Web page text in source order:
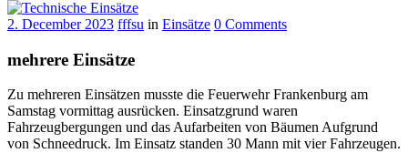
2. December 2023 fffsu in Einsätze 0 Comments
mehrere Einsätze
Zu mehreren Einsätzen musste die Feuerwehr Frankenburg am
Samstag vormittag ausrücken. Einsatzgrund waren
Fahrzeugbergungen und das Aufarbeiten von Bäumen Aufgrund
von Schneedruck. Im Einsatz standen 30 Mann mit vier Fahrzeugen.